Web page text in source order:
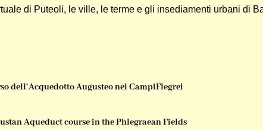
di Puteoli, le ville, le terme e gli insediamenti urbani di
dell’Acquedotto Augusteo nei CampiFlegrei
Aqueduct course in the Phlegraean Fields